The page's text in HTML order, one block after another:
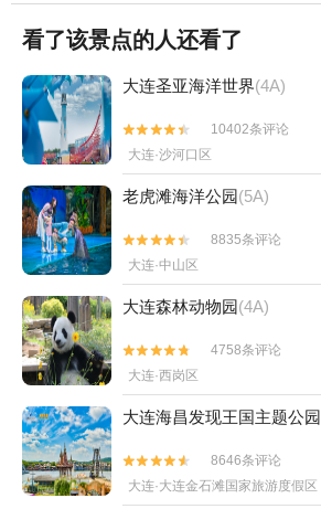
看了该景点的人还看了
大连圣亚海洋世界(4A)


10402条评论
大连·沙河口区
老虎滩海洋公园(5A)


8835条评论
大连·中山区
大连森林动物园(4A)


4758条评论
大连·西岗区
大连海昌发现王国主题公园


8646条评论
大连·大连金石滩国家旅游度假区